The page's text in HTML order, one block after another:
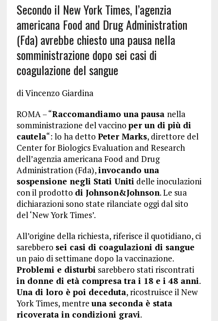
Secondo il New York Times, l’agenzia
americana Food and Drug Administration
(Fda) avrebbe chiesto una pausa nella
somministrazione dopo sei casi di
coagulazione del sangue
diVincenzo Giardina
ROMA – “Raccomandiamo una pausa nella
somministrazione del vaccino per un di più di
cautela“: lo ha detto Peter Marks, direttore del
Center for Biologics Evaluation and Research
dell’agenzia americana Food and Drug
Administration (Fda),invocando una
sospensione negli Stati Uniti delle inoculazioni
con il prodotto di Johnson&Johnson. Le sua
dichiarazioni sono state rilanciate oggi dal sito
del ‘New York Times’.
All’origine della richiesta, riferisce il quotidiano, ci
sarebbero sei casi di coagulazioni di sangue
un paio di settimane dopo la vaccinazione.
Problemi e disturbi sarebbero stati riscontrati
in donne di età compresa tra i 18 e i 48 anni.
Una di loro è poi deceduta, ricostruisce il New
York Times, mentre una seconda è stata
ricoverata in condizioni gravi.